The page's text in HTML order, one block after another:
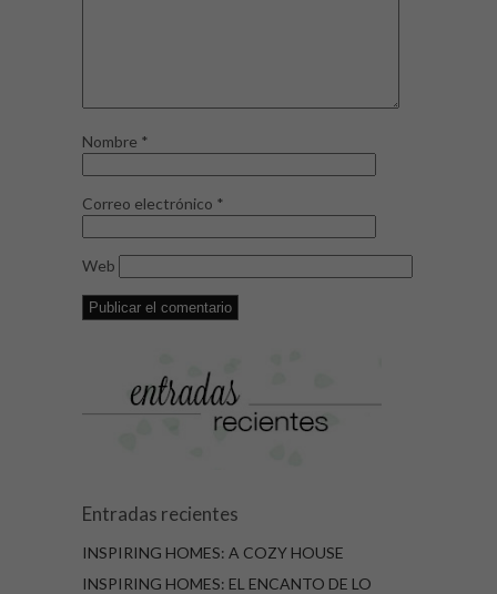
Nombre *
Correo electrónico *
Web
Entradas recientes
INSPIRING HOMES: A COZY HOUSE
INSPIRING HOMES: EL ENCANTO DE LO